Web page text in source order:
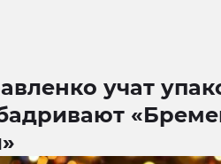
учат